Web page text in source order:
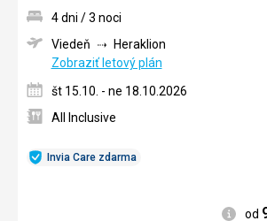
Invia Care zdarma
4 dni / 3 noci
Viedeň
Heraklion
Zobraziť letový plán
št 15.10. - ne 18.10.2026
All Inclusive
od